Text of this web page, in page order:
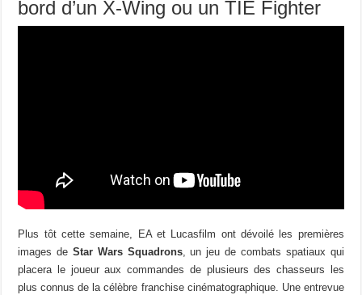
bord d’un X-Wing ou un TIE Fighter
Plus tôt cette semaine, EA et Lucasfilm ont dévoilé les premières
images de Star Wars Squadrons, un jeu de combats spatiaux qui
placera le joueur aux commandes de plusieurs des chasseurs les
plus connus de la célèbre franchise cinématographique. Une entrevue